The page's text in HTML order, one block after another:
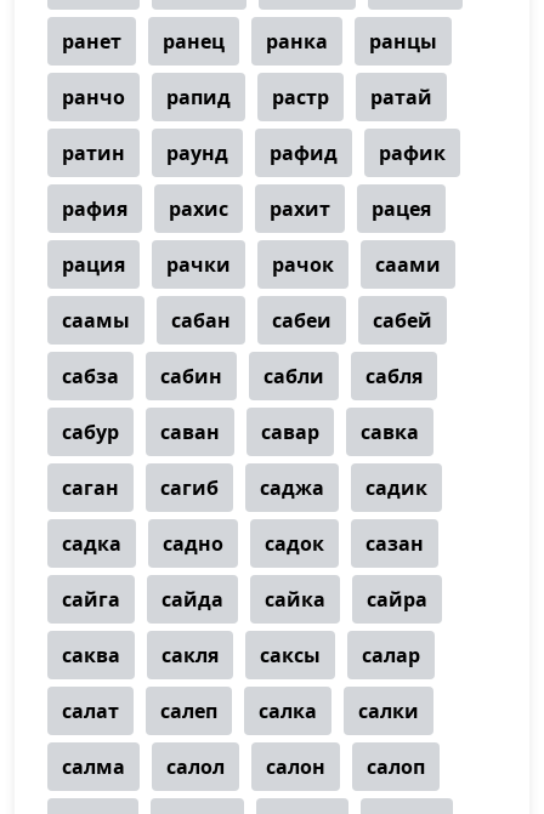
ранет ранец ранка ранцы
ранчо рапид растр ратай
ратин раунд рафид рафик
рафия рахис рахит рацея
рация рачки рачок саами
саамы сабан сабеи сабей
сабза сабин сабли сабля
сабур саван савар савка
саган сагиб саджа садик
садка садно садок сазан
сайга сайда сайка сайра
саква сакля саксы салар
салат салеп салка салки
салма салол салон салоп